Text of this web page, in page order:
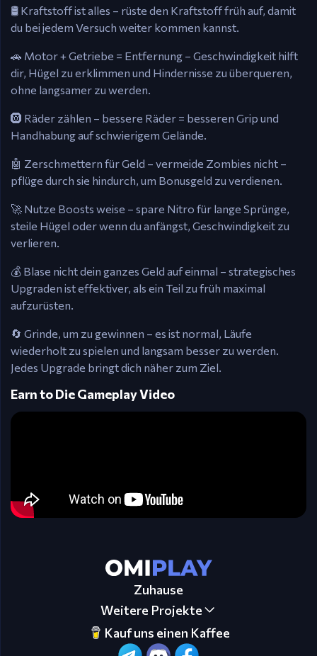
🛢️ Kraftstoff ist alles – rüste den Kraftstoff früh auf, damit
du bei jedem Versuch weiter kommen kannst.
🚗 Motor + Getriebe = Entfernung – Geschwindigkeit hilft
dir, Hügel zu erklimmen und Hindernisse zu überqueren,
ohne langsamer zu werden.
🛞 Räder zählen – bessere Räder = besseren Grip und
Handhabung auf schwierigem Gelände.
🤖 Zerschmettern für Geld – vermeide Zombies nicht –
pflüge durch sie hindurch, um Bonusgeld zu verdienen.
🚀 Nutze Boosts weise – spare Nitro für lange Sprünge,
steile Hügel oder wenn du anfängst, Geschwindigkeit zu
verlieren.
💰 Blase nicht dein ganzes Geld auf einmal – strategisches
Upgraden ist effektiver, als ein Teil zu früh maximal
aufzurüsten.
🔄 Grinde, um zu gewinnen – es ist normal, Läufe
wiederholt zu spielen und langsam besser zu werden.
Jedes Upgrade bringt dich näher zum Ziel.
Earn to Die Gameplay Video
Zuhause
Weitere Projekte
Kauf uns einen Kaffee